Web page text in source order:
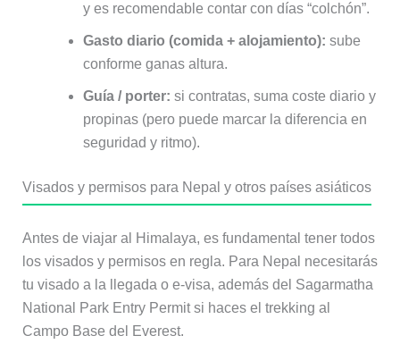
y es recomendable contar con días “colchón”.
Gasto diario (comida + alojamiento): sube
conforme ganas altura.
Guía / porter: si contratas, suma coste diario y
propinas (pero puede marcar la diferencia en
seguridad y ritmo).
Visados y permisos para Nepal y otros países asiáticos
Antes de viajar al Himalaya, es fundamental tener todos
los visados y permisos en regla. Para Nepal necesitarás
tu visado a la llegada o e-visa, además del Sagarmatha
National Park Entry Permit si haces el trekking al
Campo Base del Everest.